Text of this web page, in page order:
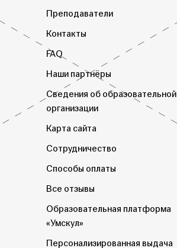
Преподаватели
Контакты
FAQ
Наши партнёры
Сведения об образовательной
организации
Карта сайта
Сотрудничество
Способы оплаты
Все отзывы
Образовательная платформа
«Умскул»
Персонализированная выдача